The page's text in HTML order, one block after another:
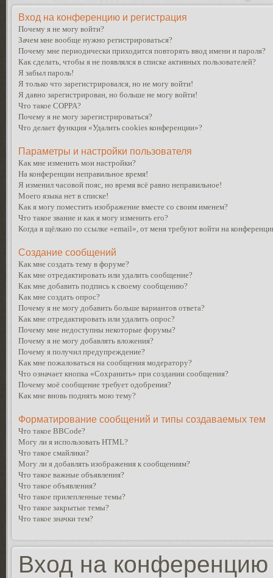
Вход на конференцию и регистрация
Почему я не могу войти?
Зачем мне вообще нужно регистрироваться?
Почему мне периодически приходится повторять ввод имени и пароля?
Как сделать, чтобы я не появлялся в списке активных пользователей?
Я забыл пароль!
Я только что зарегистрировался, но не могу войти!
Я давно зарегистрирован, но больше не могу войти!
Что такое COPPA?
Почему я не могу зарегистрироваться?
Что делает функция «Удалить cookies конференции»?
Параметры и настройки пользователя
Как мне изменить мои настройки?
На конференции неправильное время!
Я изменил часовой пояс, но время всё равно неправильное!
Моего языка нет в списке!
Как я могу поместить изображение вместе со своим именем?
Что такое звание и как я могу изменить его?
Когда я щёлкаю по ссылке «email», от меня требуют войти на
Создание сообщений
Как мне создать тему в форуме?
Как мне отредактировать или удалить сообщение?
Как мне добавить подпись к своему сообщению?
Как мне создать опрос?
Почему я не могу добавить больше вариантов ответа?
Как мне отредактировать или удалить опрос?
Почему мне недоступны некоторые форумы?
Почему я не могу добавлять вложения?
Почему я получил предупреждение?
Как мне пожаловаться на сообщения модератору?
Что означает кнопка «Сохранить» при создании сообщения?
Почему моё сообщение требует одобрения?
Как мне вновь поднять мою тему?
Форматирование сообщений и типы создаваемых тем
Что такое BBCode?
Могу ли я использовать HTML?
Что такое смайлики?
Могу ли я добавлять изображения к сообщениям?
Что такое важные объявления?
Что такое объявления?
Что такое прилепленные темы?
Что такое закрытые темы?
Что такое значки тем?
Вход на конференцию